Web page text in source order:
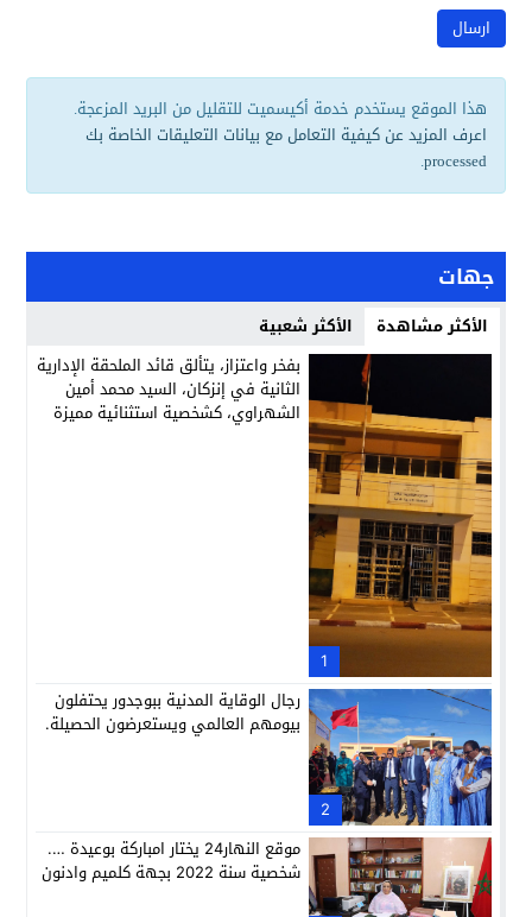
هذا الموقع يستخدم خدمة أكيسميت للتقليل من البريد المزعجة.
اعرف المزيد عن كيفية التعامل مع بيانات التعليقات الخاصة بك
processed
.
جهات
الأكثر مشاهدة الأكثر شعبية
1
بفخر واعتزاز، يتألق قائد الملحقة الإدارية
الثانية في إنزكان، السيد محمد أمين
الشهراوي، كشخصية استثنائية مميزة
2
رجال الوقاية المدنية ببوجدور يحتفلون
بيومهم العالمي ويستعرضون الحصيلة.
موقع النهار24 يختار امباركة بوعيدة ….
شخصية سنة 2022 بجهة كلميم وادنون